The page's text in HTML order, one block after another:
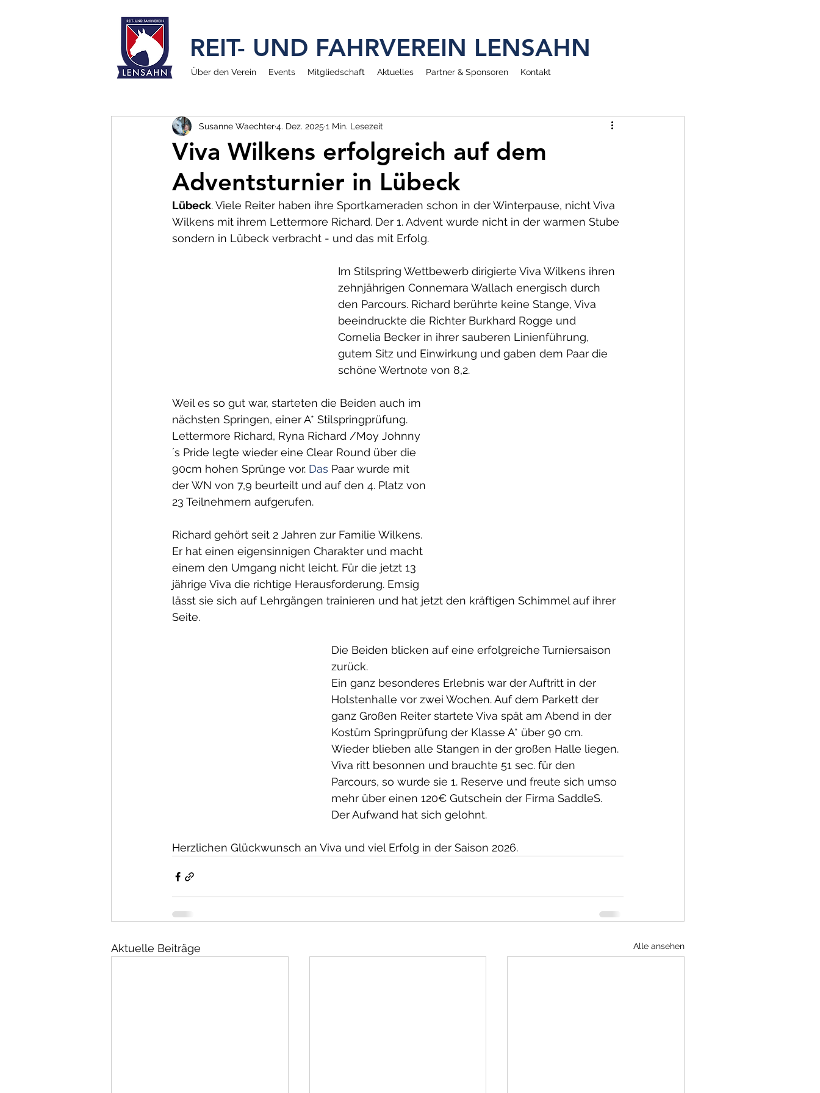
REIT- UND FAHRVEREIN LENSAHN
Über den Verein Events Mitgliedschaft Aktuelles Partner & Sponsoren Kontakt
Viva Wilkens erfolgreich auf dem
Adventsturnier in Lübeck
Susanne Waechter4. Dez. 2025 1 Min. Lesezeit
Lübeck. Viele Reiter haben ihre Sportkameraden schon in der Winterpause, nicht Viva
Wilkens mit ihrem Lettermore Richard. Der 1. Advent wurde nicht in der warmen Stube
sondern in Lübeck verbracht - und das mit Erfolg.
Im Stilspring Wettbewerb dirigierte Viva Wilkens ihren
zehnjährigen Connemara Wallach energisch durch
den Parcours. Richard berührte keine Stange, Viva
beeindruckte die Richter Burkhard Rogge und
Cornelia Becker in ihrer sauberen Linienführung,
gutem Sitz und Einwirkung und gaben dem Paar die
schöne Wertnote von 8,2.
Weil es so gut war, starteten die Beiden auch im
nächsten Springen, einer A* Stilspringprüfung.
Lettermore Richard, Ryna Richard /Moy Johnny
´s Pride legte wieder eine Clear Round über die
90cm hohen Sprünge vor. Das Paar wurde mit
der WN von 7,9 beurteilt und auf den 4. Platz von
23 Teilnehmern aufgerufen.
Richard gehört seit 2 Jahren zur Familie Wilkens.
Er hat einen eigensinnigen Charakter und macht
einem den Umgang nicht leicht. Für die jetzt 13
jährige Viva die richtige Herausforderung. Emsig
lässt sie sich auf Lehrgängen trainieren und hat jetzt den kräftigen Schimmel auf ihrer
Seite.
Die Beiden blicken auf eine erfolgreiche Turniersaison
zurück.
Ein ganz besonderes Erlebnis war der Auftritt in der
Holstenhalle vor zwei Wochen. Auf dem Parkett der
ganz Großen Reiter startete Viva spät am Abend in der
Kostüm Springprüfung der Klasse A* über 90 cm.
Wieder blieben alle Stangen in der großen Halle liegen.
Viva ritt besonnen und brauchte 51 sec. für den
Parcours, so wurde sie 1. Reserve und freute sich umso
mehr über einen 120€ Gutschein der Firma SaddleS.
Der Aufwand hat sich gelohnt.
Herzlichen Glückwunsch an Viva und viel Erfolg in der Saison 2026.
Aktuelle Beiträge Alle ansehen